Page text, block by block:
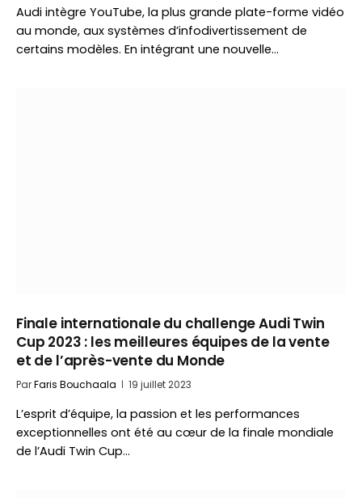
Audi intègre YouTube, la plus grande plate-forme vidéo
au monde, aux systèmes d’infodivertissement de
certains modèles. En intégrant une nouvelle…
Finale internationale du challenge Audi Twin
Cup 2023 : les meilleures équipes de la vente
et de l’après-vente du Monde
ParFaris Bouchaala 19 juillet 2023
L’esprit d’équipe, la passion et les performances
exceptionnelles ont été au cœur de la finale mondiale
de l’Audi Twin Cup…